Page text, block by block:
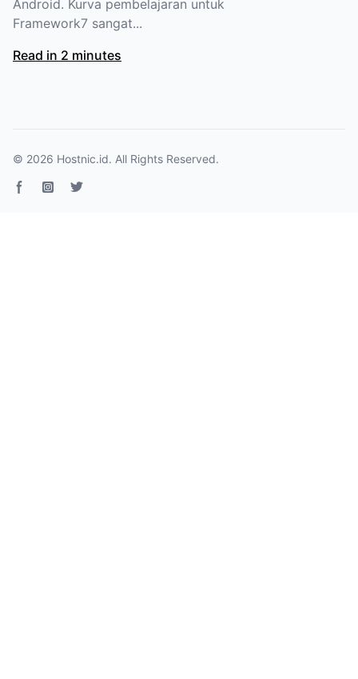
Android. Kurva pembelajaran untuk
Framework7 sangat...
Read in 2 minutes
© 2026 Hostnic.id. All Rights Reserved.